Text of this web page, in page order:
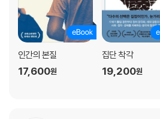
인간의 본질
17,600원
집단 착각
19,200원